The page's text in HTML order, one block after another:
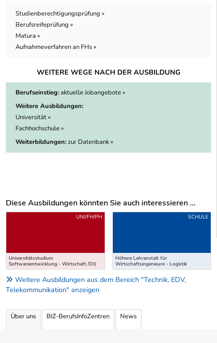
Studienberechtigungsprüfung »
Berufsreifeprüfung »
Matura »
Aufnahmeverfahren an FHs »
WEITERE WEGE NACH DER AUSBILDUNG
Berufseinstieg:aktuelle Jobangebote »
Weitere Ausbildungen:
Universität »
Fachhochschule »
Weiterbildungen:zur Datenbank »
Diese Ausbildungen könnten Sie auch interessieren ...
Uber weitere Ausbildungsvorschläge
Universitätsstudium
Softwareentwicklung - Wirtschaft /DI)
UNI/FH/PH
Höhere Lehranstalt für
Wirtschaftsingenieure - Logistik
SCHULE
Weitere Ausbildungen aus dem Bereich "Technik, EDV,
Telekommunikation" anzeigen
Über uns BIZ-BerufsInfoZentren News